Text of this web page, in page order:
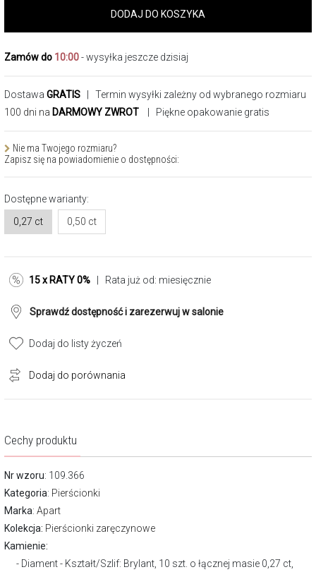
DODAJ DO KOSZYKA
Zamów do 10:00- wysyłka jeszcze dzisiaj
Dostawa GRATIS | Termin wysyłki zależny od wybranego rozmiaru
100 dni na DARMOWY ZWROT | Piękne opakowanie gratis
Nie ma Twojego rozmiaru?
Zapisz się na powiadomienie o dostępności:
Dostępne warianty:
0,27 ct
0,50 ct
15 x RATY 0% | Rata już od: miesięcznie
Sprawdź dostępność i zarezerwuj w salonie
Dodaj do listy życzeń
Dodaj do porównania
Cechy produktu
Nr wzoru: 109.366
Kategoria: Pierścionki
Marka: Apart
Kolekcja: Pierścionki zaręczynowe
Kamienie:
Diament - Kształt/Szlif: Brylant, 10 szt. o łącznej masie 0,27 ct,